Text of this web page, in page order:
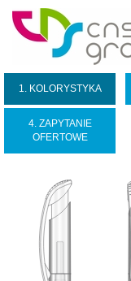
1. KOLORYSTYKA
4. ZAPYTANIE
OFERTOWE